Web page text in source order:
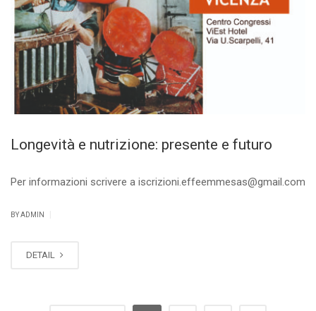
Longevità e nutrizione: presente e futuro
Per informazioni scrivere a iscrizioni.effeemmesas@gmail.com
BY ADMIN
DETAIL